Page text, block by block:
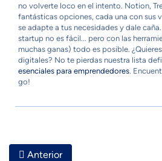
no volverte loco en el intento. Notion,
fantásticas opciones, cada una con sus
se adapte a tus necesidades y dale
startup no es fácil... pero con las
muchas ganas) todo es posible.
digitales? No te pierdas nuestra lista
esenciales para emprendedores.
go!
Artículo Anterior: Apps Para
Anterior